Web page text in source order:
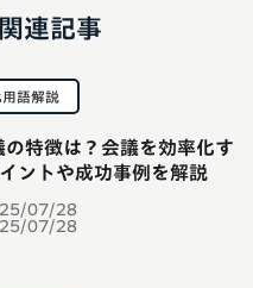
連記事
語解説
07/28
07/28
の特徴は？会議を効率化す
ントや成功事例を解説